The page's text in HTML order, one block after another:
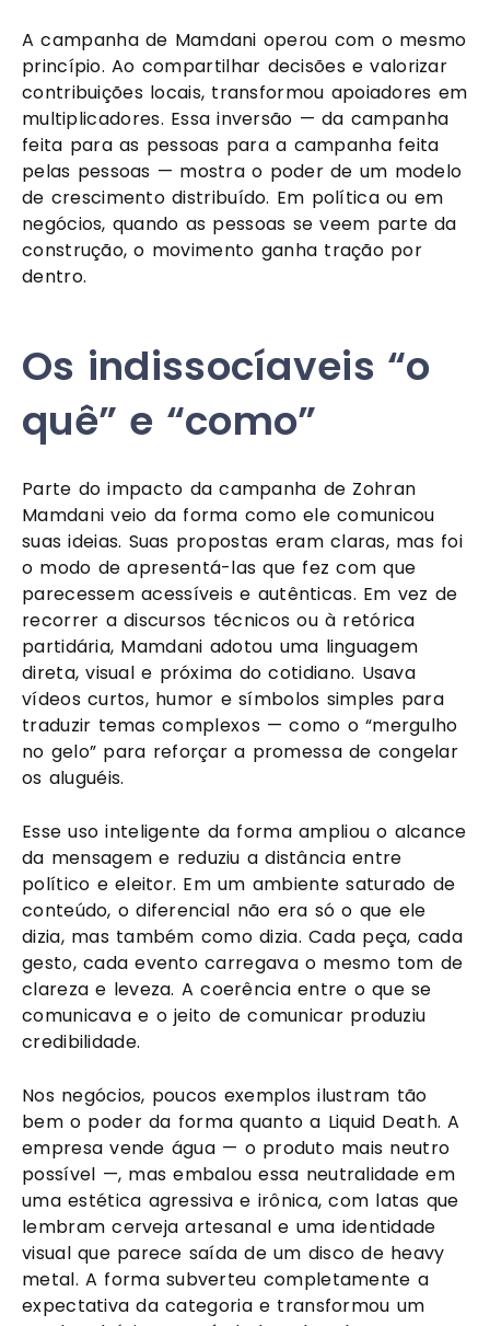
A campanha de Mamdani operou com o mesmo
princípio. Ao compartilhar decisões e valorizar
contribuições locais, transformou apoiadores em
multiplicadores. Essa inversão — da campanha
feita para as pessoas para a campanha feita
pelas pessoas — mostra o poder de um modelo
de crescimento distribuído. Em política ou em
negócios, quando as pessoas se veem parte da
construção, o movimento ganha tração por
dentro.
Os indissocíaveis “o
quê” e “como”
Parte do impacto da campanha de Zohran
Mamdani veio da forma como ele comunicou
suas ideias. Suas propostas eram claras, mas foi
o modo de apresentá-las que fez com que
parecessem acessíveis e autênticas. Em vez de
recorrer a discursos técnicos ou à retórica
partidária, Mamdani adotou uma linguagem
direta, visual e próxima do cotidiano. Usava
vídeos curtos, humor e símbolos simples para
traduzir temas complexos — como o “mergulho
no gelo” para reforçar a promessa de congelar
os aluguéis.
Esse uso inteligente da forma ampliou o alcance
da mensagem e reduziu a distância entre
político e eleitor. Em um ambiente saturado de
conteúdo, o diferencial não era só o que ele
dizia, mas também como dizia. Cada peça, cada
gesto, cada evento carregava o mesmo tom de
clareza e leveza. A coerência entre o que se
comunicava e o jeito de comunicar produziu
credibilidade.
Nos negócios, poucos exemplos ilustram tão
bem o poder da forma quanto a Liquid Death. A
empresa vende água — o produto mais neutro
possível —, mas embalou essa neutralidade em
uma estética agressiva e irônica, com latas que
lembram cerveja artesanal e uma identidade
visual que parece saída de um disco de heavy
metal. A forma subverteu completamente a
expectativa da categoria e transformou um